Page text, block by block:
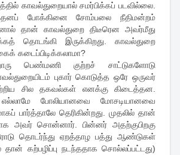
காவல்துறையால் சமர்பிக்கப் படவில்லை.
போக்கினை சோம்பலை நீதிமன்றம்
தான் காவல்துறை திடீரென அவர்மீது
தொடங்கி இருக்கிறது. காவல்துறை
கடைப்பிடிக்கலாமா?
பெண்மணி குற்றச் சாட்டுகளோடு
புகார் கொடுத்த ஒரே ஒருவர்
சில தகவல்கள் எனக்கு கிடைத்தன.
எல்லாமே போலியானவை மோசடியானவை
பார்த்தாலே தெரிகின்றது. முதலில் தான்
அவர் சொன்னார். பின்னர் அதற்குபிறகு
தொடர்ந்து ஏறத்தாழ பத்து ஆண்டுகள்
கற்பழிப்பு நடந்ததாக சொல்லப்பட்டது)